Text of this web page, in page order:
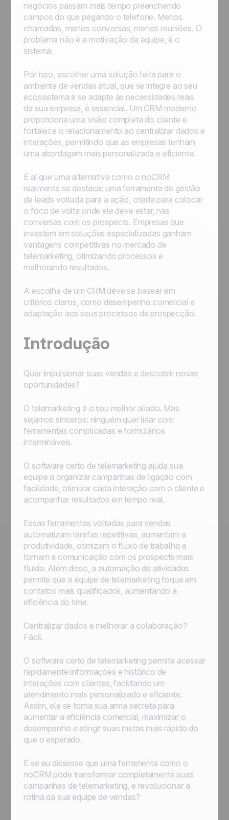
negócios passam mais tempo preenchendo
campos do que pegando o telefone. Menos
chamadas, menos conversas, menos reuniões. O
problema não é a motivação da equipe, é o
sistema.
Por isso, escolher uma solução feita para o
ambiente de vendas atual, que se integre ao seu
ecossistema e se adapte às necessidades reais
da sua empresa, é essencial. Um CRM moderno
proporciona uma visão completa do cliente e
fortalece o relacionamento ao centralizar dados e
interações, permitindo que as empresas tenham
uma abordagem mais personalizada e eficiente.
É aí que uma alternativa como o noCRM
realmente se destaca: uma ferramenta de gestão
de leads voltada para a ação, criada para colocar
o foco de volta onde ele deve estar, nas
conversas com os prospects. Empresas que
investem em soluções especializadas ganham
vantagens competitivas no mercado de
telemarketing, otimizando processos e
melhorando resultados.
A escolha de um CRM deve se basear em
critérios claros, como desempenho comercial e
adaptação aos seus processos de prospecção.
Introdução
Quer impulsionar suas vendas e descobrir novas
oportunidades?
O telemarketing é o seu melhor aliado. Mas
sejamos sinceros: ninguém quer lidar com
ferramentas complicadas e formulários
intermináveis.
O software certo de telemarketing ajuda sua
equipe a organizar campanhas de ligação com
facilidade, otimizar cada interação com o cliente e
acompanhar resultados em tempo real.
Essas ferramentas voltadas para vendas
automatizam tarefas repetitivas, aumentam a
produtividade, otimizam o fluxo de trabalho e
tornam a comunicação com os prospects mais
fluida. Além disso, a automação de atividades
permite que a equipe de telemarketing foque em
contatos mais qualificados, aumentando a
eficiência do time.
Centralizar dados e melhorar a colaboração?
Fácil.
O software certo de telemarketing permite acessar
rapidamente informações e histórico de
interações com clientes, facilitando um
atendimento mais personalizado e eficiente.
Assim, ele se torna sua arma secreta para
aumentar a eficiência comercial, maximizar o
desempenho e atingir suas metas mais rápido do
que o esperado.
E se eu dissesse que uma ferramenta como o
noCRM pode transformar completamente suas
campanhas de telemarketing, e revolucionar a
rotina da sua equipe de vendas?